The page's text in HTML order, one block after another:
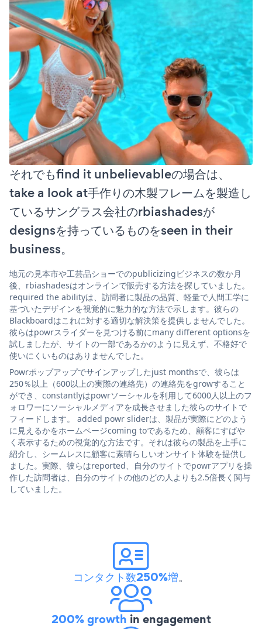
それでもfind it unbelievableの場合は、
take a look at手作りの木製フレームを製造し
ているサングラス会社のrbiashadesが
designsを持っているものをseen in their
business。
地元の見本市や工芸品ショーでのpublicizingビジネスの数か月
後、rbiashadesはオンラインで販売する方法を探していました。
required the abilityは、訪問者に製品の品質、軽量で人間工学に
基づいたデザインを視覚的に魅力的な方法で示します。彼らの
Blackboardはこれに対する適切な解決策を提供しませんでした。
彼らはpowrスライダーを見つける前にmany different optionsを
試しましたが、サイトの一部であるかのように見えず、不格好で
使いにくいものはありませんでした。
Powrポップアップでサインアップしたjust monthsで、彼らは
250％以上（600以上の実際の連絡先）の連絡先をgrowすること
ができ、constantlyはpowrソーシャルを利用して6000人以上のフ
ォロワーにソーシャルメディアを成長させました彼らのサイトで
フィードします。 added powr sliderは、製品が実際にどのよう
に見えるかをホームページcoming toであるため、顧客にすばや
く表示するための視覚的な方法です。それは彼らの製品を上手に
紹介し、シームレスに顧客に素晴らしいオンサイト体験を提供し
ました。実際、彼らはreported、自分のサイトでpowrアプリを操
作した訪問者は、自分のサイトの他のどの人よりも2.5倍長く関与
していました。
コンタクト数250%増。
200% growth in engagement